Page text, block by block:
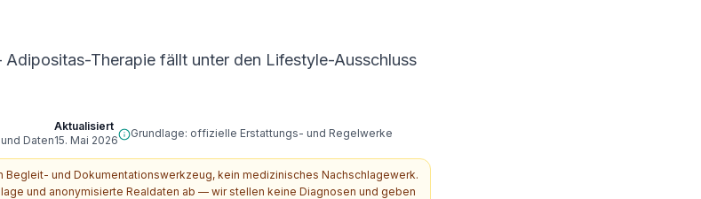
Therapie fällt unter den Lifestyle-Ausschluss
Daten
Aktualisiert
15. Mai 2026
Grundlage: offizielle Erstattungs- und Regelwerke
Begleit- und Dokumentationswerkzeug, kein medizinisches Nachschlagewerk.
und anonymisierte Realdaten ab — wir stellen keine Diagnosen und geben